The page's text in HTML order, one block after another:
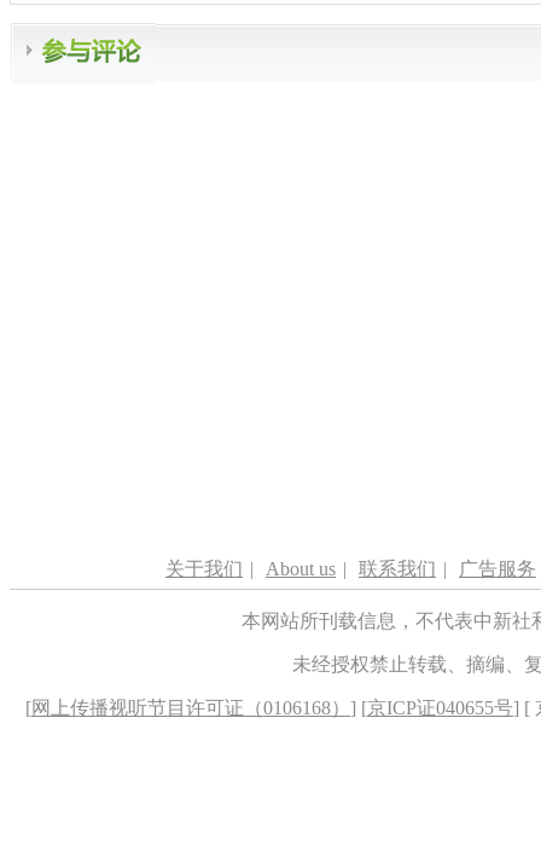
关于我们 | About us | 联系我们 | 广告服务
本网站所刊载信息，不代表中新
未经授权禁止转载、摘编、
[网上传播视听节目许可证（0106168） ] [京ICP证040655号] [